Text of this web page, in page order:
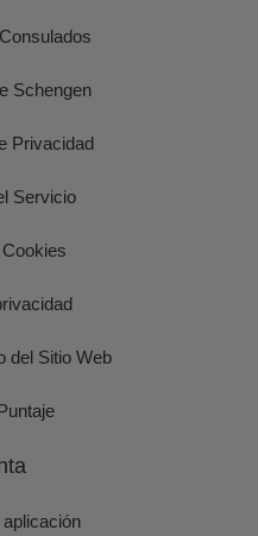
Schengen
Privacidad
Servicio
del Sitio Web